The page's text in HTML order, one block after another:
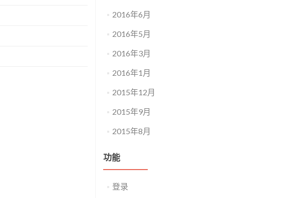
2016年6月
2016年5月
2016年3月
2016年1月
2015年12月
2015年9月
2015年8月
功能
登录